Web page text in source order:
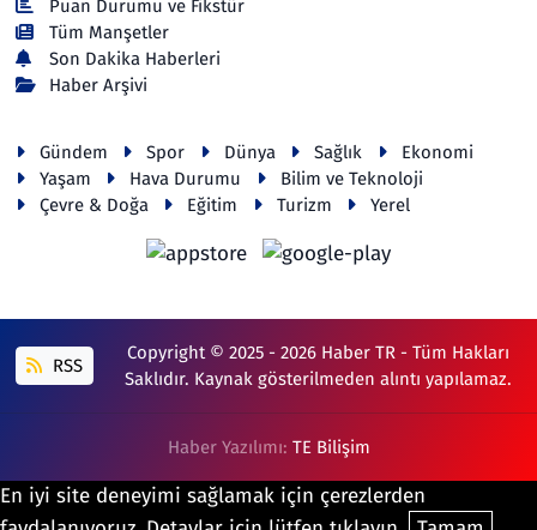
Puan Durumu ve Fikstür
Tüm Manşetler
Son Dakika Haberleri
Haber Arşivi
Gündem Spor Dünya Sağlık
Ekonomi
Yaşam
Hava Durumu
Bilim ve Teknoloji
Çevre & Doğa
Eğitim Turizm Yerel
RSS
Copyright © 2025 - 2026 Haber TR - Tüm Hakları
Saklıdır. Kaynak gösterilmeden alıntı yapılamaz.
Haber Yazılımı: TE Bilişim
En iyi site deneyimi sağlamak için çerezlerden